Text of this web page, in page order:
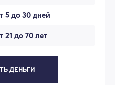
5 до 30 дней
21 до 70 лет
ДЕНЬГИ